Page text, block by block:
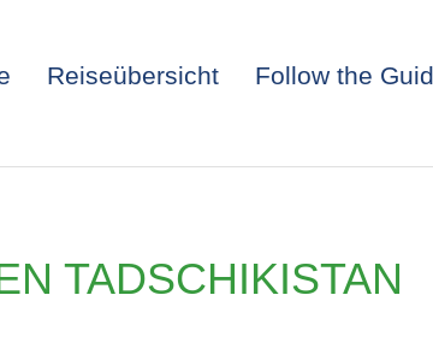
Reiseübersicht Follow the
TADSCHIKISTAN